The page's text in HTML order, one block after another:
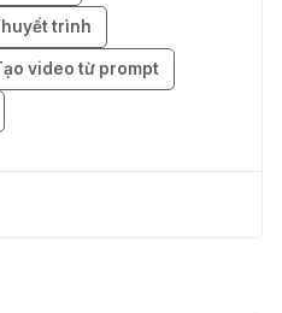
Go 12 tháng
trình
video từ prompt